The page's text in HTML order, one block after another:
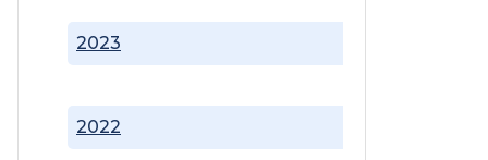
2022
2023